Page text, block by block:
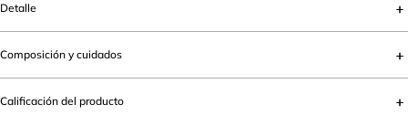
Detalle
Composición y cuidados
Calificación del producto